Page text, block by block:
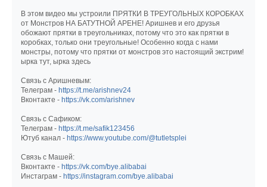
В этом видео мы устроили ПРЯТКИ В ТРЕУГОЛЬНЫХ КОРОБКАХ
от Монстров НА БАТУТНОЙ АРЕНЕ! Аришнев и его друзья
обожают прятки в треугольниках, потому что это как прятки в
коробках, только они треугольные! Особенно когда с нами
монстры, потому что прятки от монстров это настоящий экстрим!
ырка тут, ырка здесь
Связь с Аришневым:
Телеграм - https://t.me/arishnev24
Вконтакте - https://vk.com/arishnev
Связь с Сафиком:
Телеграм - https://t.me/safik123456
Ютуб канал - https://www.youtube.com/@tutletsplei
Связь с Машей:
Вконтакте - https://vk.com/bye.alibabai
Инстаграм - https://instagram.com/bye.alibabai